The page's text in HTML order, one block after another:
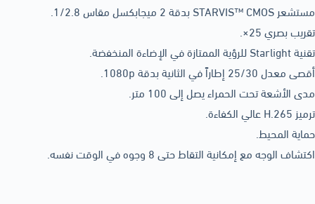
مستشعر STARVIS™ CMOS بدقة 2 ميجابكسل مقاس 1/2.8.
تقريب بصري 25×.
تقنية Starlight للرؤية الممتازة في الإضاءة المنخفضة.
أقصى معدل 25/30 إطاراً في الثانية بدقة 1080p.
مدى الأشعة تحت الحمراء يصل إلى 100 متر.
ترميز H.265 عالي الكفاءة.
حماية المحيط.
اكتشاف الوجه مع إمكانية التقاط حتى 8 وجوه في الوقت نفسه.